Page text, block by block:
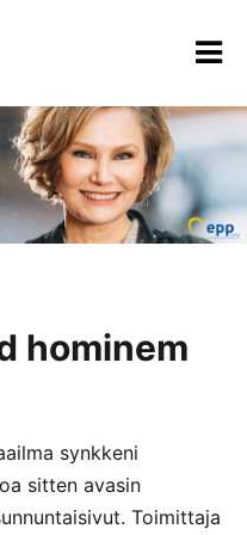
hominem
synkkeni
sitten avasin
Toimittaja